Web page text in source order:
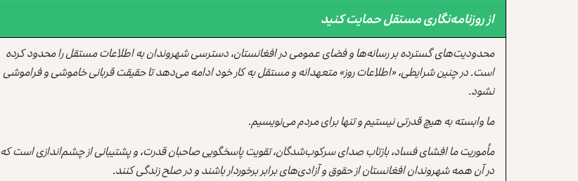
از روزنامه‌نگاری مستقل حمایت کنید
محدودیت‌های گسترده بر رسانه‌ها و فضای عمومی در افغانستان، دسترسی شهروندان به اطلاعات مستقل را محدود کرده
است. در چنین شرایطی، «اطلاعات روز» متعهدانه و مستقل به کار خود ادامه می‌دهد تا حقیقت قربانی خاموشی و فراموشی
نشود.
ما وابسته به هیچ قدرتی نیستیم و تنها برای مردم می‌نویسیم.
مأموریت ما افشای فساد، بازتاب صدای سرکوب‌شدگان، تقویت پاسخگویی صاحبان قدرت، و پشتیبانی از چشم‌اندازی است که
در آن همه شهروندان افغانستان از حقوق و آزادی‌های برابر برخوردار باشند و در صلح زندگی کنند.